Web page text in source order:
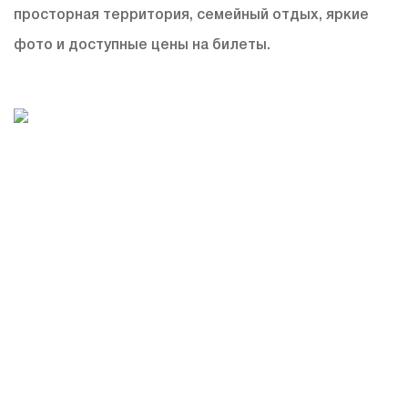
просторная территория, семейный отдых, яркие
фото и доступные цены на билеты.